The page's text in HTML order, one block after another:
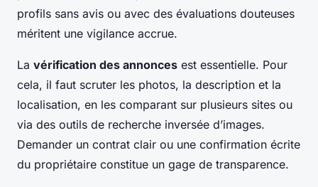
profils sans avis ou avec des évaluations douteuses
méritent une vigilance accrue.
La vérification des annonces est essentielle. Pour
cela, il faut scruter les photos, la description et la
localisation, en les comparant sur plusieurs sites ou
via des outils de recherche inversée d’images.
Demander un contrat clair ou une confirmation écrite
du propriétaire constitue un gage de transparence.